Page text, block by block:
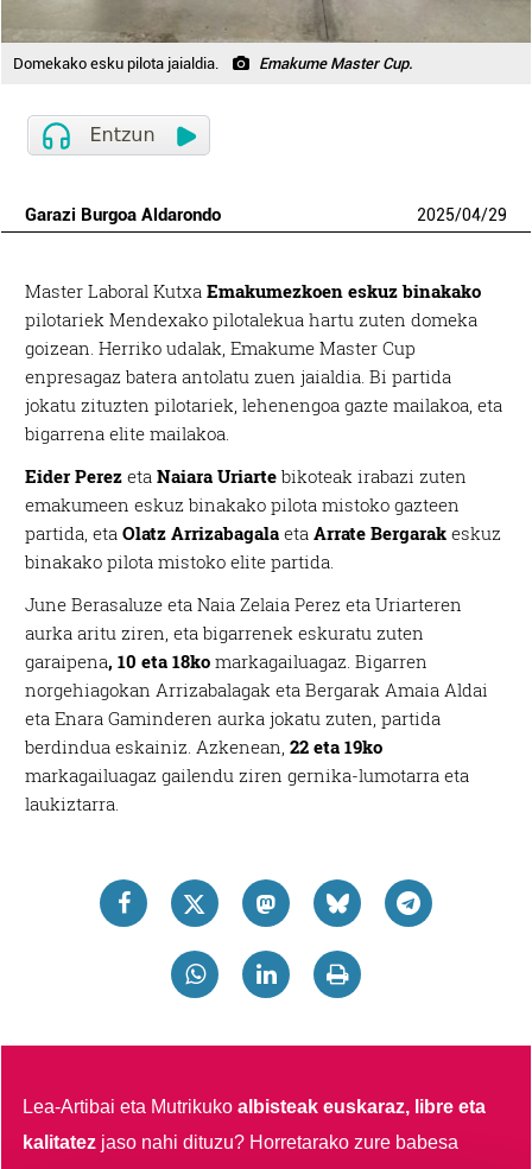
Domekako esku pilota jaialdia. Emakume Master Cup.
Garazi Burgoa Aldarondo 2025/04/29
Master Laboral KutxaEmakumezkoen eskuz binakako
pilotariek Mendexako pilotalekua hartu zuten domeka
goizean. Herriko udalak, Emakume Master Cup
enpresagaz batera antolatu zuen jaialdia. Bi partida
jokatu zituzten pilotariek, lehenengoa gazte mailakoa, eta
bigarrena elite mailakoa.
Eider Perez etaNaiara Uriarte bikoteak irabazi zuten
emakumeen eskuz binakako pilota mistoko gazteen
partida, etaOlatz Arrizabagala etaArrate Bergarak eskuz
binakako pilota mistoko elite partida.
June Berasaluze eta Naia Zelaia Perez eta Uriarteren
aurka aritu ziren, eta bigarrenek eskuratu zuten
garaipena, 10 eta 18ko markagailuagaz. Bigarren
norgehiagokan Arrizabalagak eta Bergarak Amaia Aldai
eta Enara Gaminderen aurka jokatu zuten, partida
berdindua eskainiz. Azkenean,22 eta 19ko
markagailuagaz gailendu ziren gernika-lumotarra eta
laukiztarra.
Lea-Artibai eta Mutrikukoalbisteak euskaraz, libre eta
kalitatez jaso nahi dituzu? Horretarako zure babesa